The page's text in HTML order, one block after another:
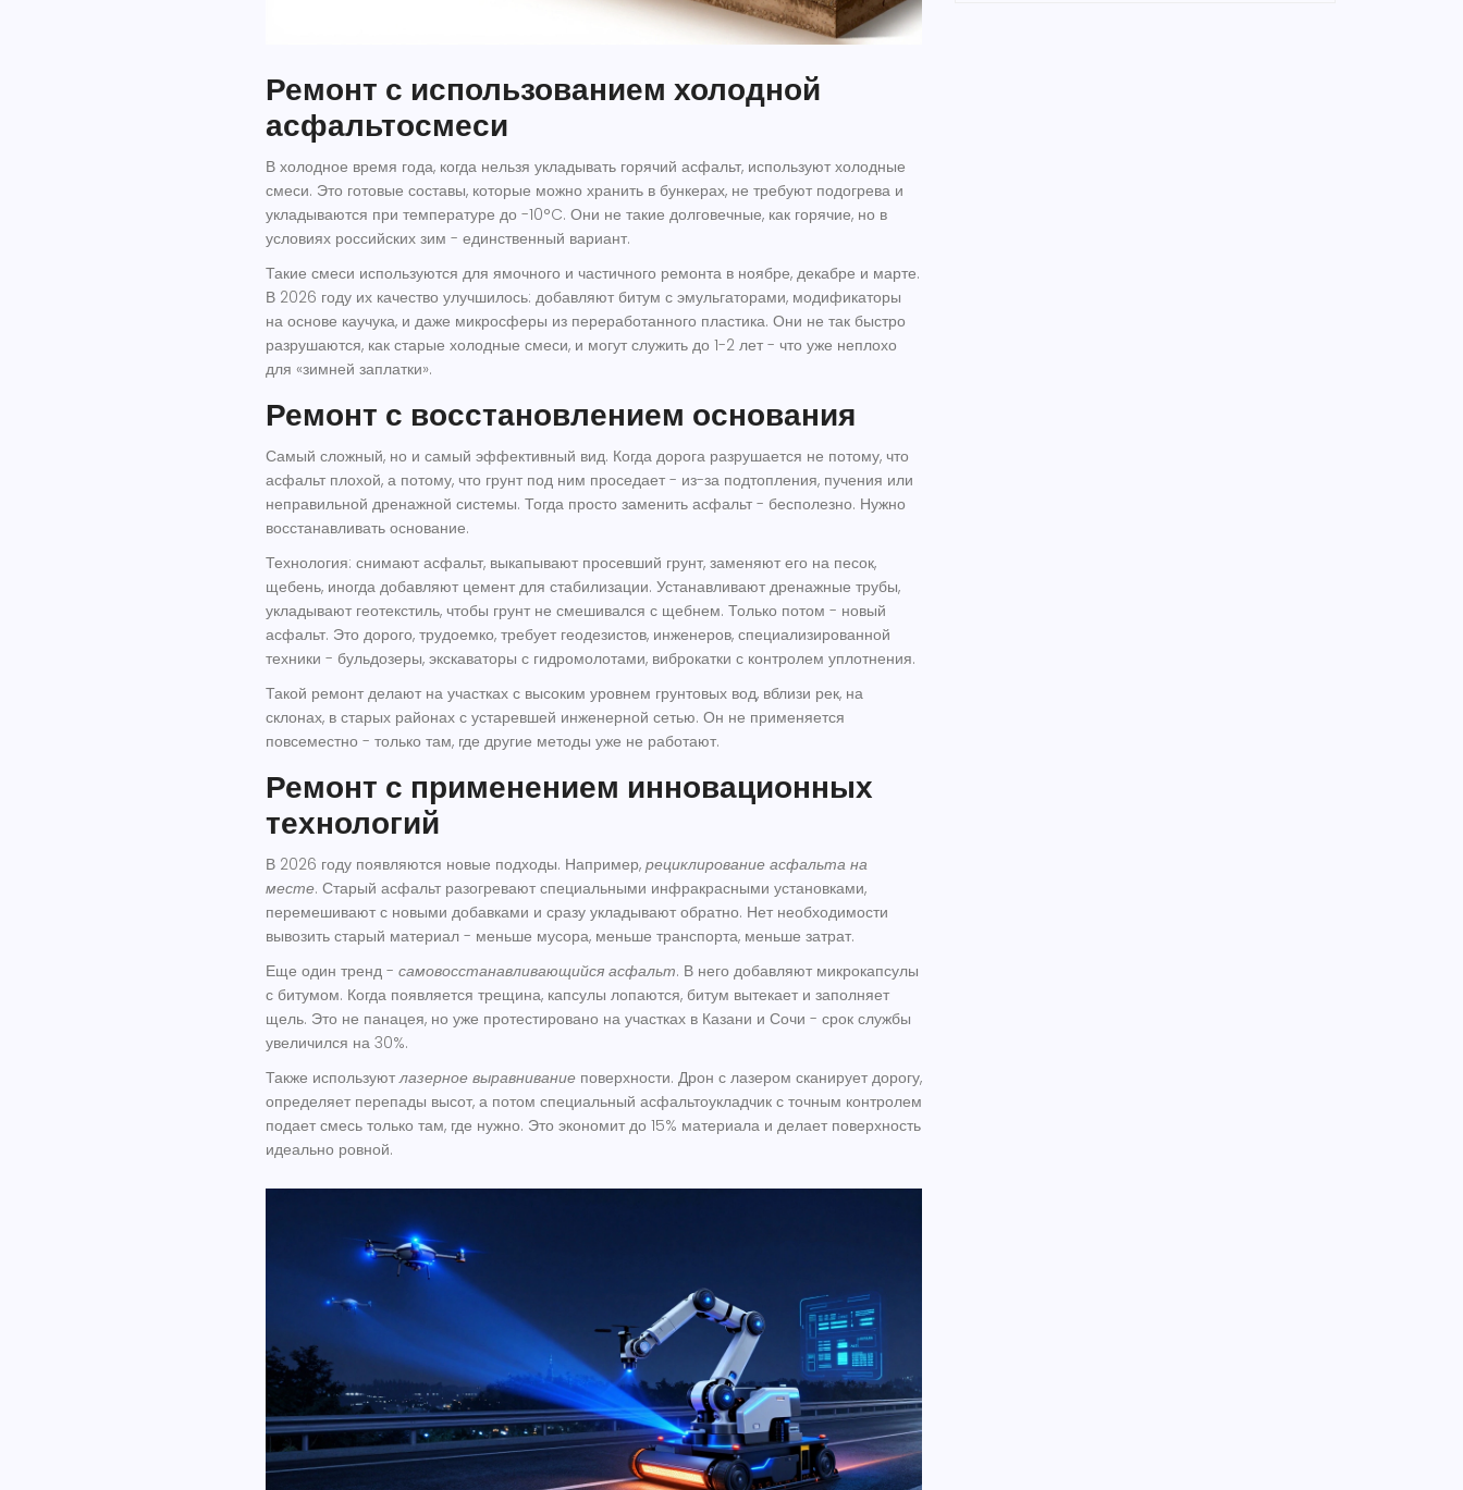
Ремонт с использованием холодной
асфальтосмеси
В холодное время года, когда нельзя укладывать горячий асфальт, используют холодные
смеси. Это готовые составы, которые можно хранить в бункерах, не требуют подогрева и
укладываются при температуре до -10°C. Они не такие долговечные, как горячие, но в
условиях российских зим - единственный вариант.
Такие смеси используются для ямочного и частичного ремонта в ноябре, декабре и марте.
В 2026 году их качество улучшилось: добавляют битум с эмульгаторами, модификаторы
на основе каучука, и даже микросферы из переработанного пластика. Они не так быстро
разрушаются, как старые холодные смеси, и могут служить до 1-2 лет - что уже неплохо
для «зимней заплатки».
Ремонт с восстановлением основания
Самый сложный, но и самый эффективный вид. Когда дорога разрушается не потому, что
асфальт плохой, а потому, что грунт под ним проседает - из-за подтопления, пучения или
неправильной дренажной системы. Тогда просто заменить асфальт - бесполезно. Нужно
восстанавливать основание.
Технология: снимают асфальт, выкапывают просевший грунт, заменяют его на песок,
щебень, иногда добавляют цемент для стабилизации. Устанавливают дренажные трубы,
укладывают геотекстиль, чтобы грунт не смешивался с щебнем. Только потом - новый
асфальт. Это дорого, трудоемко, требует геодезистов, инженеров, специализированной
техники - бульдозеры, экскаваторы с гидромолотами, виброкатки с контролем уплотнения.
Такой ремонт делают на участках с высоким уровнем грунтовых вод, вблизи рек, на
склонах, в старых районах с устаревшей инженерной сетью. Он не применяется
повсеместно - только там, где другие методы уже не работают.
Ремонт с применением инновационных
технологий
В 2026 году появляются новые подходы. Например, рециклирование асфальта на
месте. Старый асфальт разогревают специальными инфракрасными установками,
перемешивают с новыми добавками и сразу укладывают обратно. Нет необходимости
вывозить старый материал - меньше мусора, меньше транспорта, меньше затрат.
Еще один тренд - самовосстанавливающийся асфальт. В него добавляют микрокапсулы
с битумом. Когда появляется трещина, капсулы лопаются, битум вытекает и заполняет
щель. Это не панацея, но уже протестировано на участках в Казани и Сочи - срок службы
увеличился на 30%.
Также используютлазерное выравниваниеповерхности. Дрон с лазером сканирует дорогу,
определяет перепады высот, а потом специальный асфальтоукладчик с точным контролем
подает смесь только там, где нужно. Это экономит до 15% материала и делает поверхность
идеально ровной.